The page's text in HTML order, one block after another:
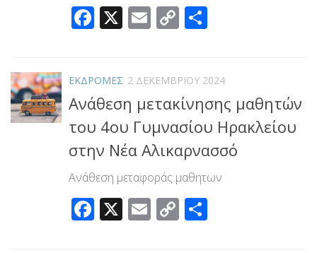
Facebook
X Email
Copy
ΕΚΔΡΟΜΕΣ 2 ΔΕΚΕΜΒΡΊΟΥ 2024
Ανάθεση μετακίνησης μαθητών
του 4ου Γυμνασίου Ηρακλείου
στην Νέα Αλικαρνασσό
Ανάθεση μεταφοράς μαθητων
Facebook
X Email
Copy